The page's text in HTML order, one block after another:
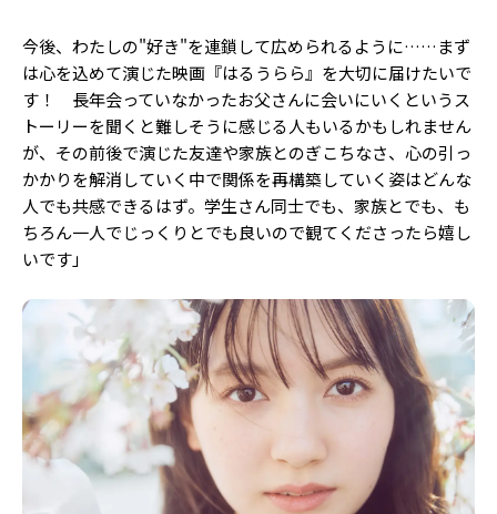
今後、わたしの"好き"を連鎖して広められるように……まず
は心を込めて演じた映画『はるうらら』を大切に届けたいで
す！ 長年会っていなかったお父さんに会いにいくというス
トーリーを聞くと難しそうに感じる人もいるかもしれません
が、その前後で演じた友達や家族とのぎこちなさ、心の引っ
かかりを解消していく中で関係を再構築していく姿はどんな
人でも共感できるはず。学生さん同士でも、家族とでも、も
ちろん一人でじっくりとでも良いので観てくださったら嬉し
いです」